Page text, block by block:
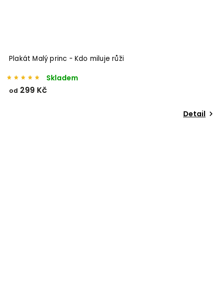
Plakát Malý princ - Kdo miluje růži
Skladem
od 299 Kč
Detail